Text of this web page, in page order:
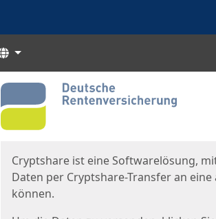
Sprachen
Start
Cryptshare ist eine Softwarelösung,
Daten per Cryptshare-Transfer an
können.